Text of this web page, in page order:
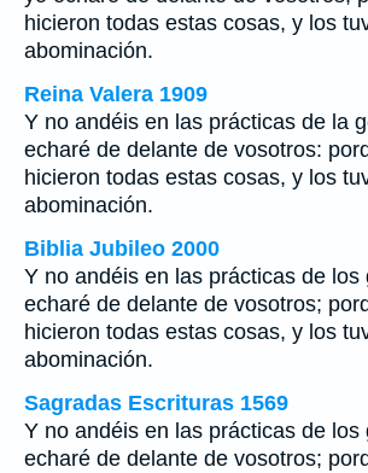
hicieron todas estas cosas, y los
abominación.
Reina Valera 1909
Y no andéis en las prácticas de la
echaré de delante de vosotros:
hicieron todas estas cosas, y los
abominación.
Biblia Jubileo 2000
Y no andéis en las prácticas de los
echaré de delante de vosotros;
hicieron todas estas cosas, y los
abominación.
Sagradas Escrituras 1569
Y no andéis en las prácticas de los
echaré de delante de vosotros;